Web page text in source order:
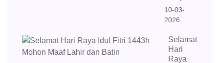
10-03-
2026
Selamat
Hari
Raya